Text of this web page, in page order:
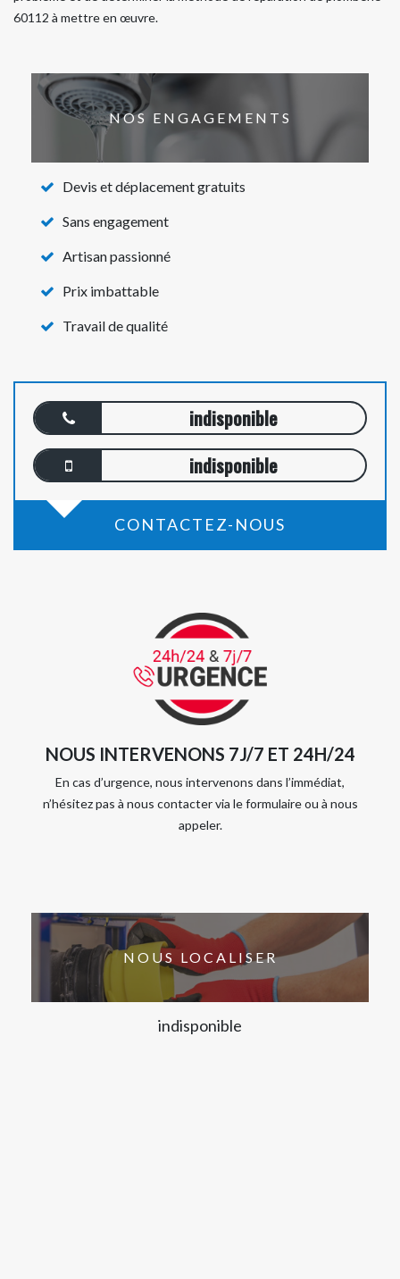
60112 à mettre en œuvre.
NOS ENGAGEMENTS
Devis et déplacement gratuits
Sans engagement
Artisan passionné
Prix imbattable
Travail de qualité
indisponible
indisponible
CONTACTEZ-NOUS
NOUS INTERVENONS 7J/7 ET 24H/24
En cas d’urgence, nous intervenons dans l’immédiat,
n’hésitez pas à nous contacter via le formulaire ou à nous
appeler.
NOUS LOCALISER
indisponible